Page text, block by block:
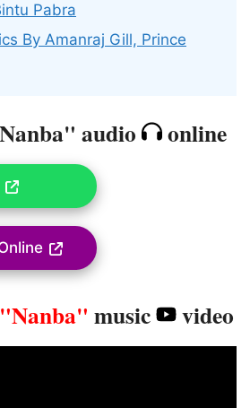
Pabra
By Amanraj Gill, Prince
audio online
"Nanba" music video